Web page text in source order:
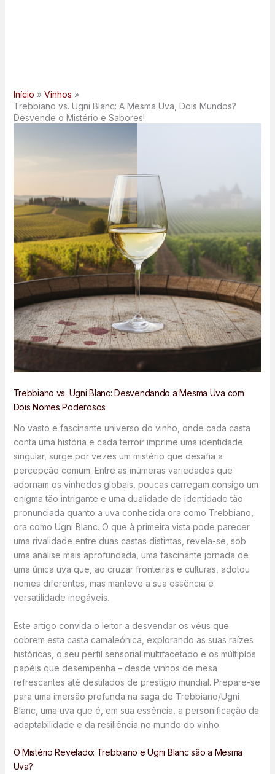
Início
Vinhos
Trebbiano vs. Ugni Blanc: A Mesma Uva, Dois Mundos?
Desvende o Mistério e Sabores!
Trebbiano vs. Ugni Blanc: Desvendando a Mesma Uva com
Dois Nomes Poderosos
No vasto e fascinante universo do vinho, onde cada casta
conta uma história e cada terroir imprime uma identidade
singular, surge por vezes um mistério que desafia a
percepção comum. Entre as inúmeras variedades que
adornam os vinhedos globais, poucas carregam consigo um
enigma tão intrigante e uma dualidade de identidade tão
pronunciada quanto a uva conhecida ora como Trebbiano,
ora como Ugni Blanc. O que à primeira vista pode parecer
uma rivalidade entre duas castas distintas, revela-se, sob
uma análise mais aprofundada, uma fascinante jornada de
uma única uva que, ao cruzar fronteiras e culturas, adotou
nomes diferentes, mas manteve a sua essência e
versatilidade inegáveis.
Este artigo convida o leitor a desvendar os véus que
cobrem esta casta camaleónica, explorando as suas raízes
históricas, o seu perfil sensorial multifacetado e os múltiplos
papéis que desempenha – desde vinhos de mesa
refrescantes até destilados de prestígio mundial. Prepare-se
para uma imersão profunda na saga de Trebbiano/Ugni
Blanc, uma uva que é, em sua essência, a personificação da
adaptabilidade e da resiliência no mundo do vinho.
O Mistério Revelado: Trebbiano e Ugni Blanc são a Mesma
Uva?